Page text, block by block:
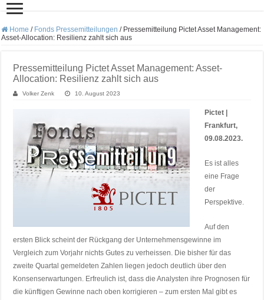
Home / Fonds Pressemitteilungen / Pressemitteilung Pictet Asset Management:
Asset-Allocation: Resilienz zahlt sich aus
Pressemitteilung Pictet Asset Management: Asset-
Allocation: Resilienz zahlt sich aus
Volker Zenk 10. August 2023
Pictet |
Frankfurt,
09.08.2023.
Es ist alles
eine Frage
der
Perspektive.
Auf den
ersten Blick scheint der Rückgang der Unternehmensgewinne im
Vergleich zum Vorjahr nichts Gutes zu verheissen. Die bisher für das
zweite Quartal gemeldeten Zahlen liegen jedoch deutlich über den
Konsenserwartungen. Erfreulich ist, dass die Analysten ihre Prognosen für
die künftigen Gewinne nach oben korrigieren – zum ersten Mal gibt es